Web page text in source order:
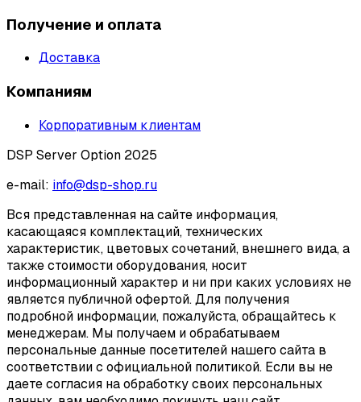
Получение и оплата
Доставка
Компаниям
Корпоративным клиентам
DSP Server Option 2025
e-mail: info@dsp-shop.ru
Вся представленная на сайте информация,
касающаяся комплектаций, технических
характеристик, цветовых сочетаний, внешнего вида, а
также стоимости оборудования, носит
информационный характер и ни при каких условиях не
является публичной офертой. Для получения
подробной информации, пожалуйста, обращайтесь к
менеджерам. Мы получаем и обрабатываем
персональные данные посетителей нашего сайта в
соответствии с официальной политикой. Если вы не
даете согласия на обработку своих персональных